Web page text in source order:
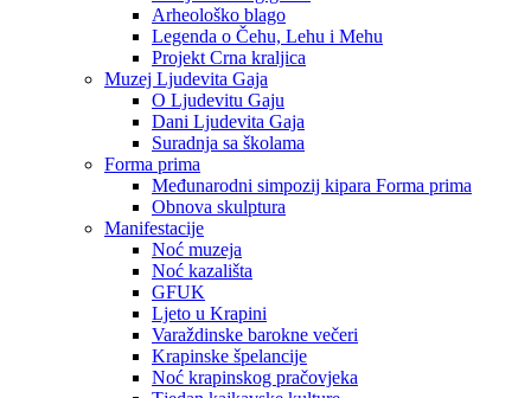
Arheološko blago
Legenda o Čehu, Lehu i Mehu
Projekt Crna kraljica
Muzej Ljudevita Gaja
O Ljudevitu Gaju
Dani Ljudevita Gaja
Suradnja sa školama
Forma prima
Međunarodni simpozij kipara Forma prima
Obnova skulptura
Manifestacije
Noć muzeja
Noć kazališta
GFUK
Ljeto u Krapini
Varaždinske barokne večeri
Krapinske špelancije
Noć krapinskog pračovjeka